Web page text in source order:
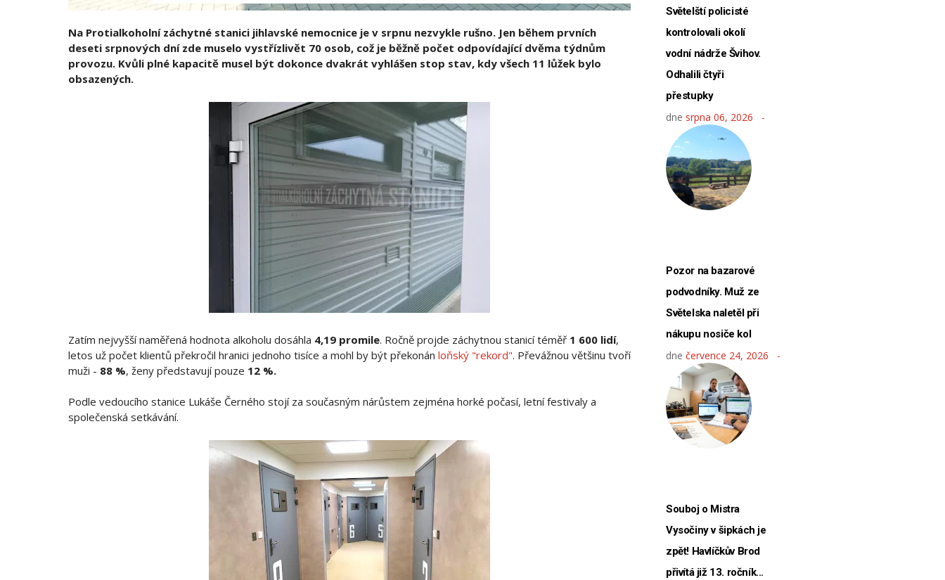
Na Protialkoholní záchytné stanici jihlavské nemocnice je v srpnu nezvykle rušno. Jen během prvních
deseti srpnových dní zde muselo vystřízlivět 70 osob, což je běžně počet odpovídající dvěma týdnům
provozu. Kvůli plné kapacitě musel být dokonce dvakrát vyhlášen stop stav, kdy všech 11 lůžek bylo
obsazených.
Zatím nejvyšší naměřená hodnota alkoholu dosáhla 4,19 promile. Ročně projde záchytnou stanicí téměř 1 600 lidí,
letos už počet klientů překročil hranici jednoho tisíce a mohl by být překonán loňský "rekord". Převážnou většinu tvoří
muži - 88 %, ženy představují pouze 12 %.
Podle vedoucího stanice Lukáše Černého stojí za současným nárůstem zejména horké počasí, letní festivaly a
společenská setkávání.
Světelští policisté
kontrolovali okolí
vodní nádrže Švihov.
Odhalili čtyři
přestupky
dne srpna 06, 2026
Pozor na bazarové
podvodníky. Muž ze
Světelska naletěl při
nákupu nosiče kol
dne července 24, 2026
Souboj o Mistra
Vysočiny v šipkách je
zpět! Havlíčkův Brod
přivítá již 13. ročník...